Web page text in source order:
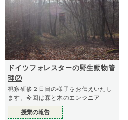
ドイツフォレスターの野生動物管
理②
視察研修２日目の様子をお伝えいたし
ます。今回は森と木のエンジニア
授業の報告